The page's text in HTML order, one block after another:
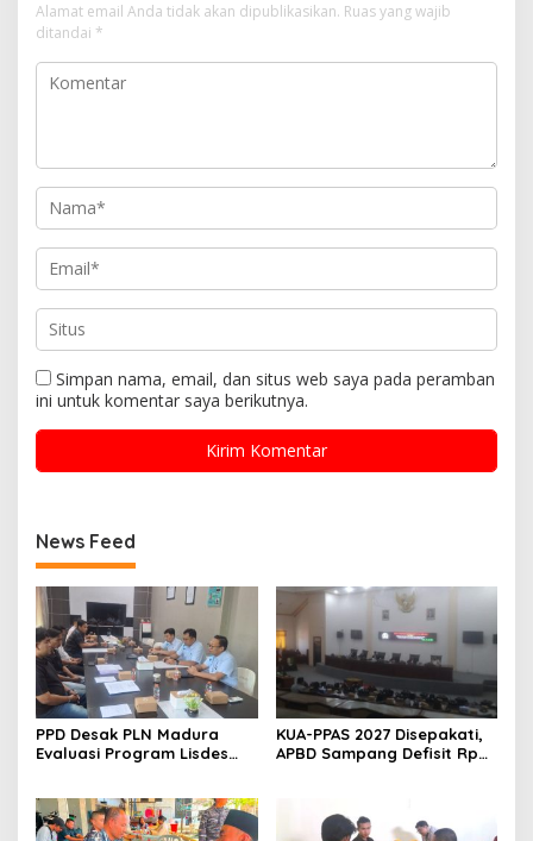
Alamat email Anda tidak akan dipublikasikan. Ruas yang wajib
ditandai *
Simpan nama, email, dan situs web saya pada peramban
ini untuk komentar saya berikutnya.
News Feed
PPD Desak PLN Madura
Evaluasi Program Lisdes
KUA-PPAS 2027 Disepakati,
APBD Sampang Defisit Rp